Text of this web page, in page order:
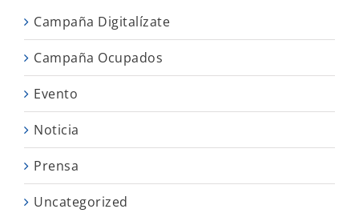
Campaña Digitalízate
Campaña Ocupados
Evento
Noticia
Prensa
Uncategorized